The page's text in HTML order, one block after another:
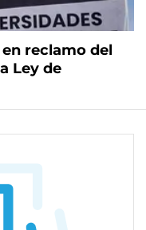
reclamo del
Ley de